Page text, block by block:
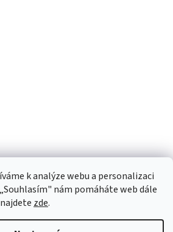
k analýze webu a personalizaci
nám pomáháte web dále
zde.